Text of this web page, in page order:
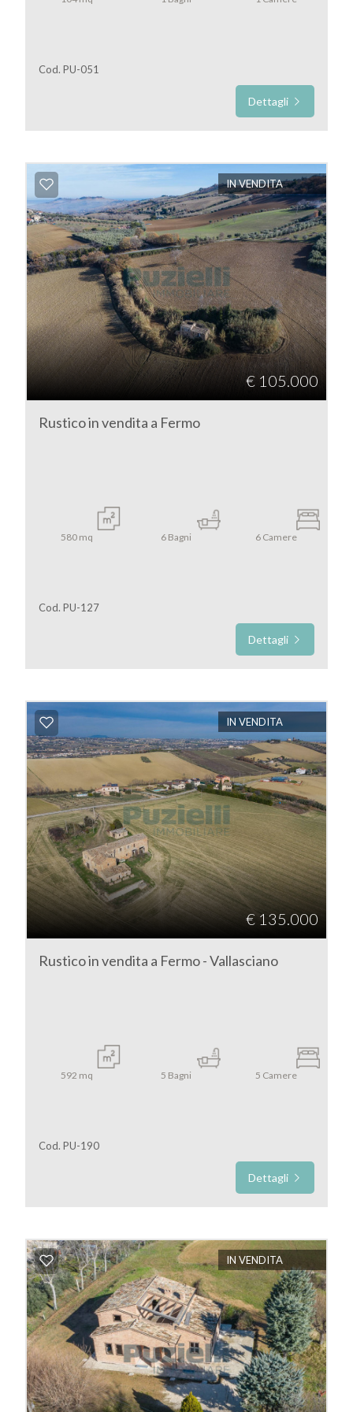
Cod. PU-051
Dettagli
IN VENDITA
€ 105.000
Rustico in vendita a Fermo
580 mq 6 Bagni 6Camere
Cod. PU-127
Dettagli
IN VENDITA
€ 135.000
Rustico in vendita a Fermo - Vallasciano
592 mq 5 Bagni 5 Camere
Cod. PU-190
Dettagli
IN VENDITA
Totale
mq
Locali
minimi
Qualsiasi
4
5+
Bagni
minimi
Qualsiasi
1
3
Camere
1
2
3
4